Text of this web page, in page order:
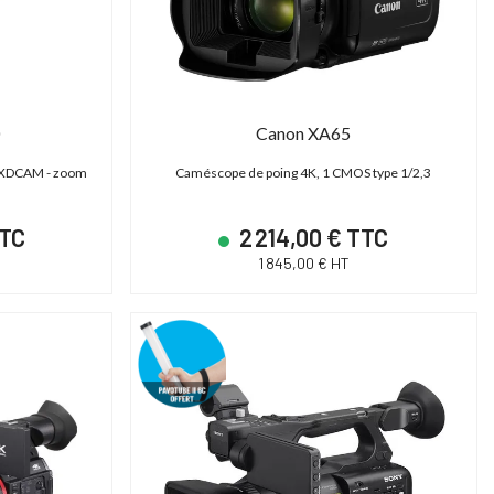
SHAPE TPSG15EU - Génératrice électrique 15000 Basecamp Version EU
12 325,00 € HT
17 400,00 € TTC
Cartoni Magnum
Plate Mitchell | 2D)
- zoom
Canon XA65
Caméscope de poing 4K, 1 CMOS type 1/2,3
2 214,00 € TTC
1 845,00 € HT